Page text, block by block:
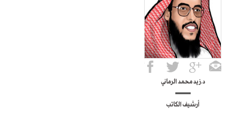
د.زيد محمد الرماني
أرشيف الكاتب